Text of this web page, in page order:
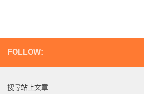
FOLLOW:
搜尋站上文章